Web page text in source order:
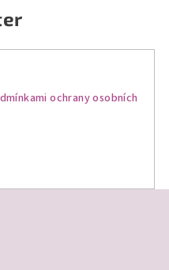
ochrany osobních